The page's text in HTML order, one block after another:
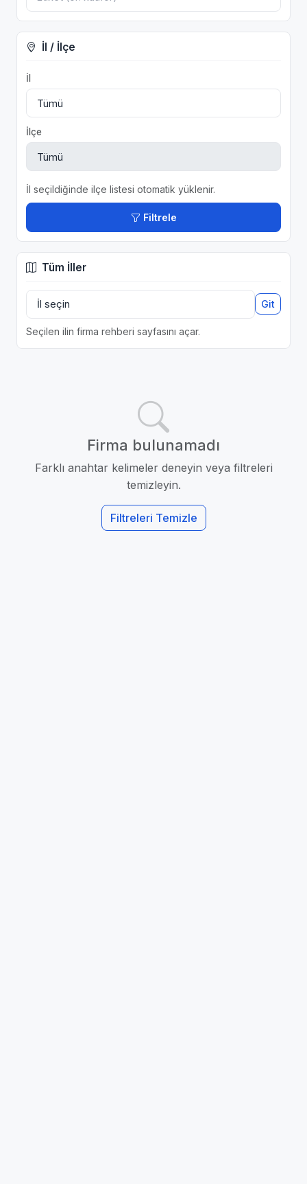
İl / İlçe
İl
İlçe
İl seçildiğinde ilçe listesi otomatik yüklenir.
Filtrele
Tüm İller
Git
Seçilen ilin firma rehberi sayfasını açar.
Firma bulunamadı
Farklı anahtar kelimeler deneyin veya filtreleri
temizleyin.
Filtreleri Temizle